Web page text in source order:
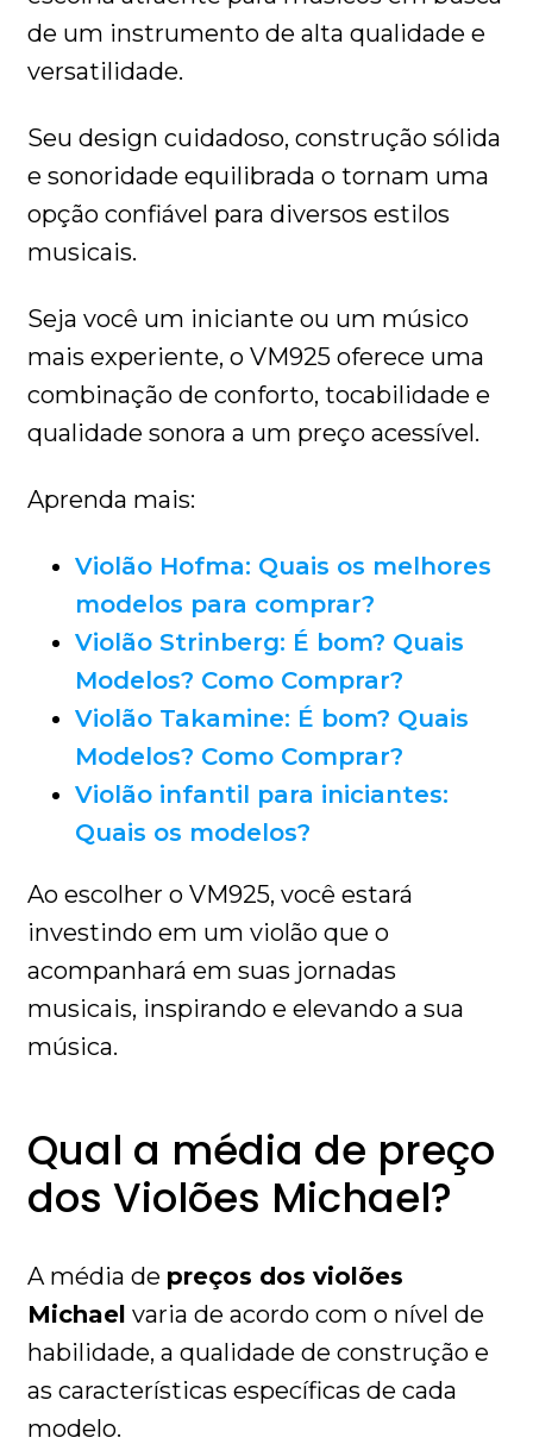
de um instrumento de alta qualidade e
versatilidade.
Seu design cuidadoso, construção sólida
e sonoridade equilibrada o tornam uma
opção confiável para diversos estilos
musicais.
Seja você um iniciante ou um músico
mais experiente, o VM925 oferece uma
combinação de conforto, tocabilidade e
qualidade sonora a um preço acessível.
Aprenda mais:
Violão Hofma: Quais os melhores
modelos para comprar?
Violão Strinberg: É bom? Quais
Modelos? Como Comprar?
Violão Takamine: É bom? Quais
Modelos? Como Comprar?
Violão infantil para iniciantes:
Quais os modelos?
Ao escolher o VM925, você estará
investindo em um violão que o
acompanhará em suas jornadas
musicais, inspirando e elevando a sua
música.
Qual a média de preço
dos Violões Michael?
A média de preços dos violões
Michael varia de acordo com o nível de
habilidade, a qualidade de construção e
as características específicas de cada
modelo.